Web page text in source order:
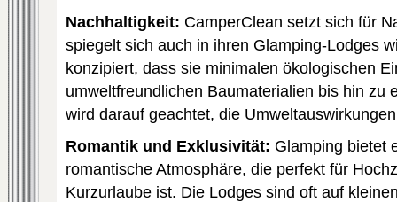
Nachhaltigkeit: CamperClean setzt sich für
spiegelt sich auch in ihren Glamping-Lodges
konzipiert, dass sie minimalen ökologischen
umweltfreundlichen Baumaterialien bis hin zu
wird darauf geachtet, die
Romantik und Exklusivität: Glamping bietet
romantische Atmosphäre, die perfekt für
Kurzurlaube ist. Die Lodges sind oft auf